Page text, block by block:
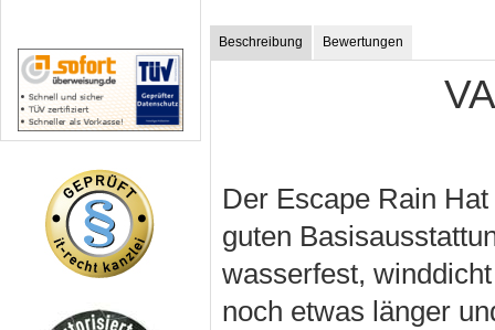
Beschreibung Bewertungen
Der Escape Rain
guten
wasserfest,
noch etwas länger